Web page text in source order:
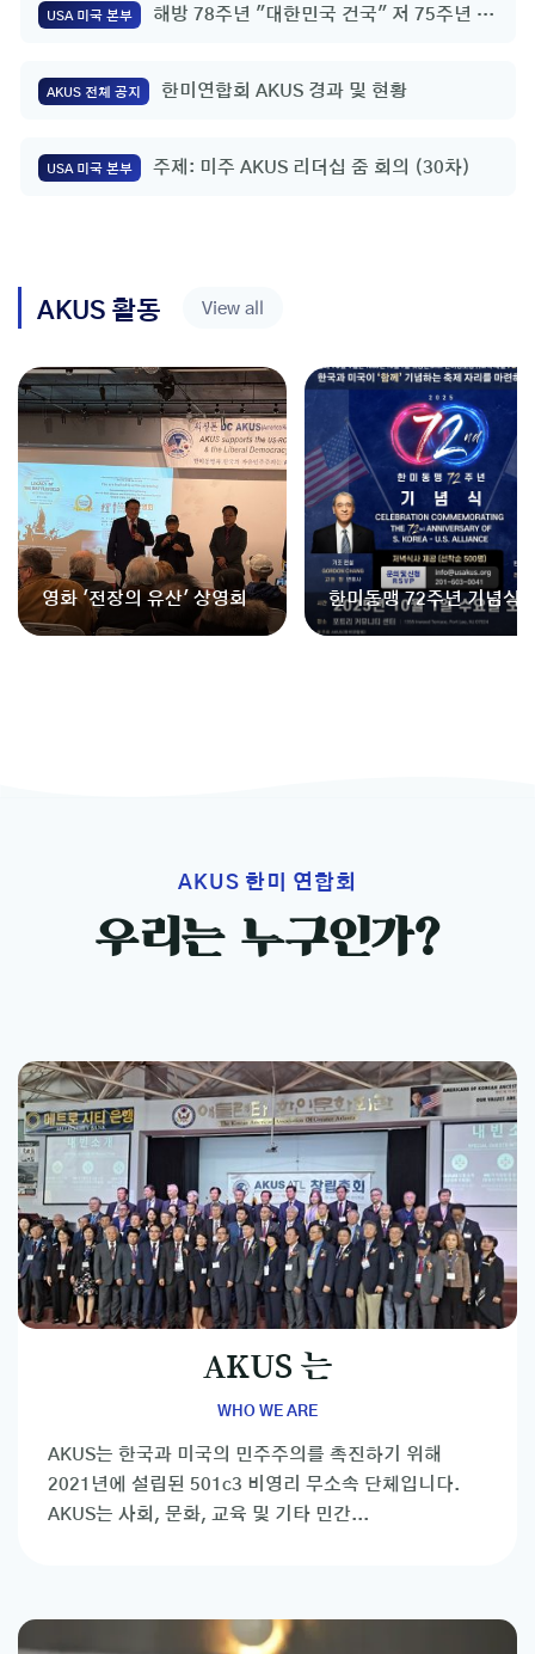
USA 미국 본부
해방 78주년 "대한민국 건국" 저 75주년 기
AKUS 전체 공지 한미연합회 AKUS 경과 및 현황
USA 미국 본부 주제: 미주 AKUS 리더십 줌 회의 (30차)
AKUS 활동 View all
영화 '전장의 유산' 상영회
한미동맹 72주년 기념식
025] - Celebration of
AKUS 한미 연합회
우리는 누구인가?
AKUS 는
WHO WE ARE
AKUS는 한국과 미국의 민주주의를 촉진하기 위해
2021년에 설립된 501c3 비영리 무소속 단체입니다.
AKUS는 사회, 문화, 교육 및 기타 민간...